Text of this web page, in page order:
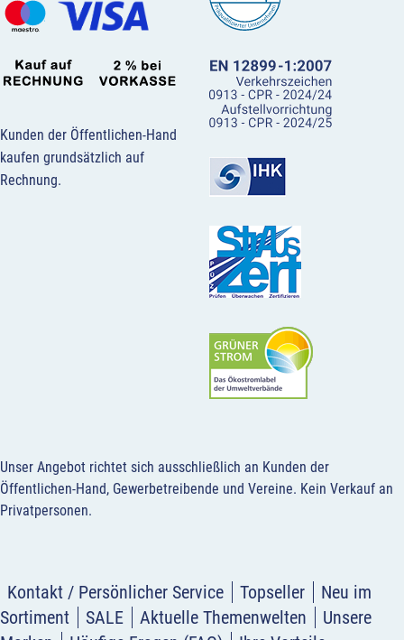
Kunden der Öffentlichen-Hand
kaufen grundsätzlich auf
Rechnung.
Unser Angebot richtet sich ausschließlich an Kunden der
Öffentlichen-Hand, Gewerbetreibende und Vereine. Kein Verkauf an
Privatpersonen.
Kontakt / Persönlicher Service Topseller
Neu im
Sortiment
SALE Aktuelle Themenwelten
Unsere